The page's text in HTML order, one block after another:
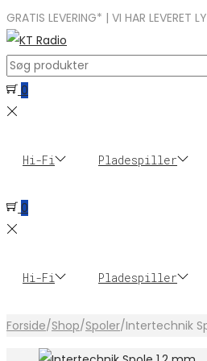
GRATIS LEVERING* | VI HAR LEVERET
Search
for:>
0
Hi-Fi Pladespiller
0
Hi-Fi Pladespiller
Forside/Shop/Spoler/Intertechnik